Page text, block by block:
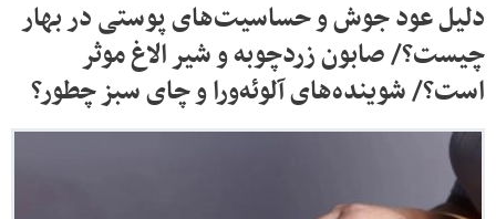
دلیل عود جوش و حساسیت‌های پوستی در بهار
چیست؟/ صابون زردچوبه و شیر الاغ موثر
است؟/ شوینده‌های آلوئه‌ورا و چای سبز چطور؟